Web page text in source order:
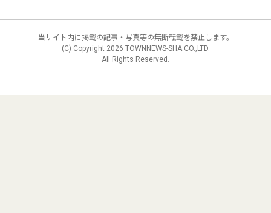
当サイト内に掲載の記事・写真等の無断転載を禁止します。
(C) Copyright 2026 TOWNNEWS-SHA CO.,LTD.
All Rights Reserved.